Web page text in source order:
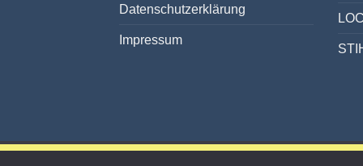
Datenschutzerklärung
Impressum